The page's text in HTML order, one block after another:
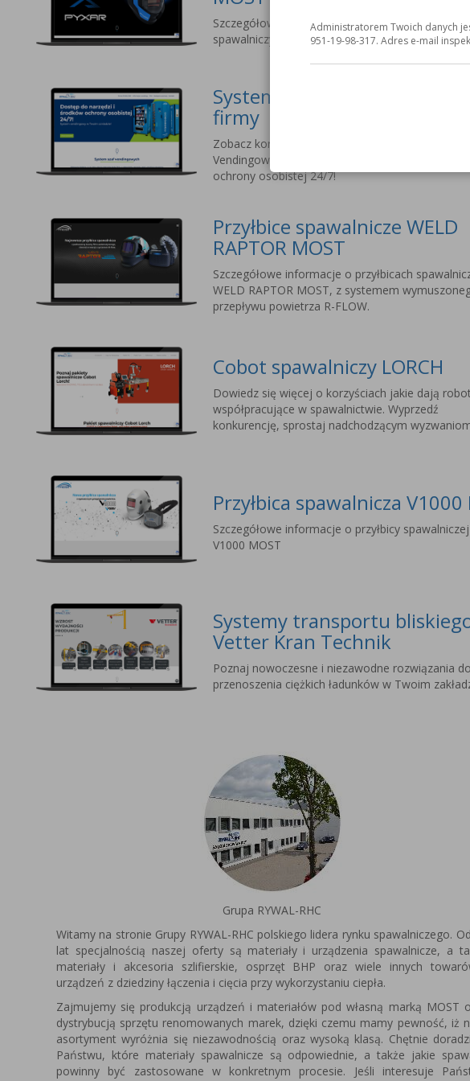
Szczegółowe informacje o najnowszej serii
spawalniczych dla profesjonalistów PYXAR
Systemy vendingowe dla
firmy
Zobacz korzyści ze stosowania Systemów
Vendingowych MOST. Dostęp do narzędzi i
ochrony osobistej 24/7!
Przyłbice spawalnicze WELD
RAPTOR MOST
Szczegółowe informacje o przyłbicach
WELD RAPTOR MOST, z systemem
przepływu powietrza R-FLOW.
Cobot spawalniczy LORCH
Dowiedz się więcej o korzyściach jakie dają
współpracujące w spawalnictwie. Wyprzedź
konkurencję, sprostaj nadchodzącym
Przyłbica spawalnicza V1000
Szczegółowe informacje o przyłbicy spawalniczej
V1000 MOST
Systemy transportu
Vetter Kran Technik
Poznaj nowoczesne i niezawodne rozwiązania do
przenoszenia ciężkich ładunków w Twoim
Grupa RYWAL-RHC
Witamy na stronie Grupy RYWAL-RHC polskiego lidera rynku spawalniczego.
lat specjalnością naszej oferty są materiały i urządzenia spawalnicze, a
materiały i akcesoria szlifierskie, osprzęt BHP oraz wiele innych
urządzeń z dziedziny łączenia i cięcia przy wykorzystaniu ciepła.
Zajmujemy się produkcją urządzeń i materiałów pod własną marką MOST
dystrybucją sprzętu renomowanych marek, dzięki czemu mamy pewność, iż
asortyment wyróżnia się niezawodnością oraz wysoką klasą. Chętnie
Państwu, które materiały spawalnicze są odpowiednie, a także jakie
powinny być zastosowane w konkretnym procesie. Jeśli interesuje
Administratorem Twoich danych
951-19-98-317. Adres e-mail